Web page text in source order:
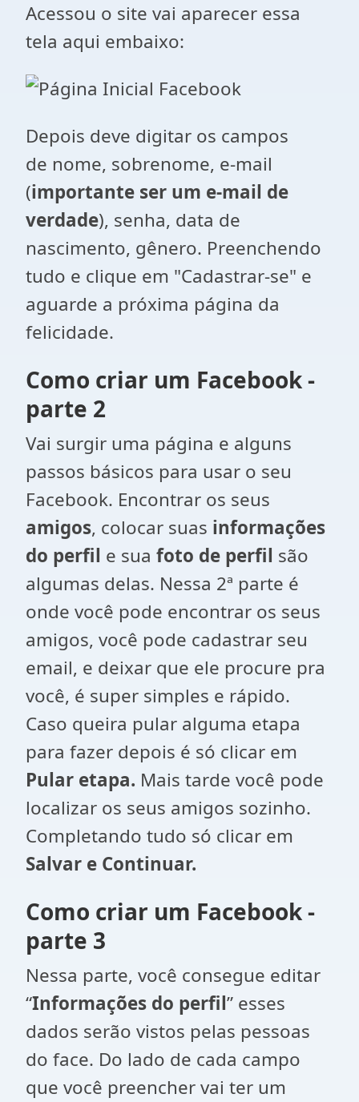
Acessou o site vai aparecer essa
tela aqui embaixo:
Depois deve digitar os campos
de nome, sobrenome, e-mail
(importante ser um e-mail de
verdade), senha, data de
nascimento, gênero. Preenchendo
tudo e clique em "Cadastrar-se" e
aguarde a próxima página da
felicidade.
Como criar um Facebook -
parte 2
Vai surgir uma página e alguns
passos básicos para usar o seu
Facebook. Encontrar os seus
amigos, colocar suas informações
do perfil e sua foto de perfil são
algumas delas. Nessa 2ª parte é
onde você pode encontrar os seus
amigos, você pode cadastrar seu
email, e deixar que ele procure pra
você, é super simples e rápido.
Caso queira pular alguma etapa
para fazer depois é só clicar em
Pular etapa. Mais tarde você pode
localizar os seus amigos sozinho.
Completando tudo só clicar em
Salvar e Continuar.
Como criar um Facebook -
parte 3
Nessa parte, você consegue editar
“Informações do perfil” esses
dados serão vistos pelas pessoas
do face. Do lado de cada campo
que você preencher vai ter um